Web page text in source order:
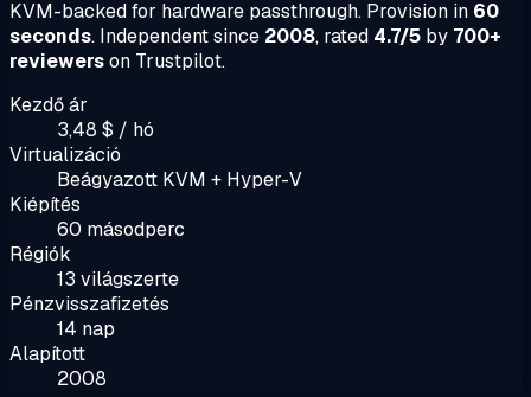
KVM-backed for hardware passthrough. Provision in 60
seconds. Independent since 2008, rated 4.7/5 by 700+
reviewerson Trustpilot.
Kezdő ár
3,48 $ / hó
Virtualizáció
Beágyazott KVM + Hyper-V
Kiépítés
60 másodperc
Régiók
13 világszerte
Pénzvisszafizetés
14 nap
Alapított
2008